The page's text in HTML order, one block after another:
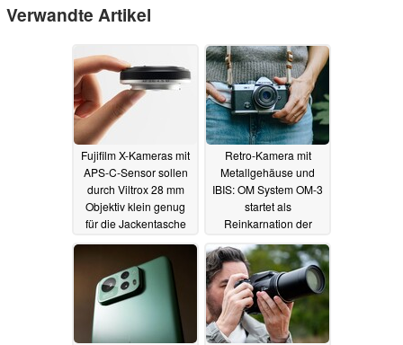
Verwandte Artikel
Fujifilm X-Kameras mit
APS-C-Sensor sollen
durch Viltrox 28 mm
Objektiv klein genug
für die Jackentasche
06.02.2025
Retro-Kamera mit
Metallgehäuse und
IBIS: OM System OM-3
startet als
Reinkarnation der
06.02.2025